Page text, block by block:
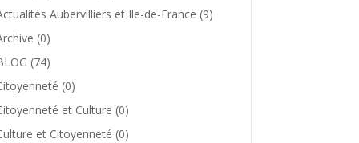
Aubervilliers et Ile-de-France (9)
(0)
(74)
(0)
et Culture (0)
et Citoyenneté (0)